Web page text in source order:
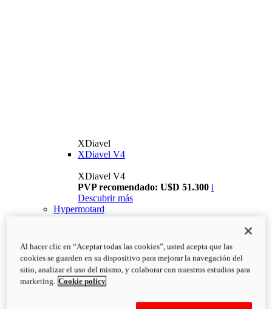
XDiavel
XDiavel V4
XDiavel V4
PVP recomendado: U$D 51.300 i
Descubrir más
Hypermotard
Al hacer clic en “Aceptar todas las cookies”, usted acepta que las
cookies se guarden en su dispositivo para mejorar la navegación del
sitio, analizar el uso del mismo, y colaborar con nuestros estudios para
marketing. Cookie policy